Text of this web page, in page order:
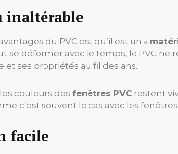
inaltérable
du PVC est qu’il est un «
se déformer avec le temps, le PVC ne
et ses propriétés au fil des ans.
couleurs des fenêtres PVC restent
c’est souvent le cas avec les
facile